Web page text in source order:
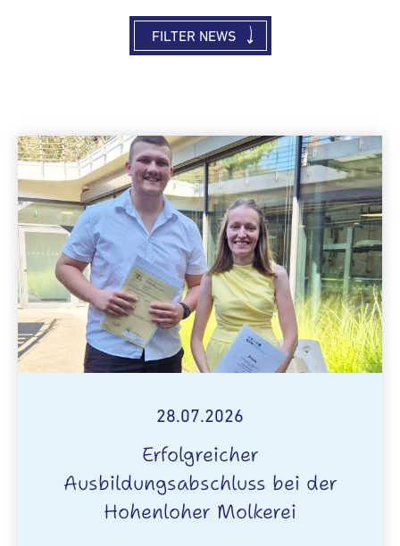
FILTER NEWS
28.07.2026
Erfolgreicher
Ausbildungsabschluss bei der
Hohenloher Molkerei